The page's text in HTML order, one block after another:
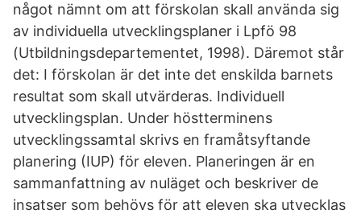
något nämnt om att förskolan skall använda sig
av individuella utvecklingsplaner i Lpfö 98
(Utbildningsdepartementet, 1998). Däremot står
det: I förskolan är det inte det enskilda barnets
resultat som skall utvärderas. Individuell
utvecklingsplan. Under höstterminens
utvecklingssamtal skrivs en framåtsyftande
planering (IUP) för eleven. Planeringen är en
sammanfattning av nuläget och beskriver de
insatser som behövs för att eleven ska utvecklas